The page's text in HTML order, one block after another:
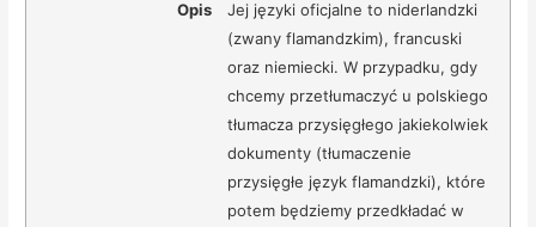
Opis
Jej języki oficjalne to niderlandzki
(zwany flamandzkim), francuski
oraz niemiecki. W przypadku, gdy
chcemy przetłumaczyć u polskiego
tłumacza przysięgłego jakiekolwiek
dokumenty (tłumaczenie
przysięgłe język flamandzki), które
potem będziemy przedkładać w